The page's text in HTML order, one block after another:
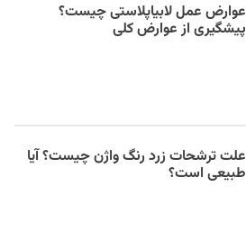
عوارض عمل لابیاپلاستی چیست؟
پیشگیری از عوارض کلی
علت ترشحات زرد رنگ واژن چیست؟ آیا
طبیعی است؟